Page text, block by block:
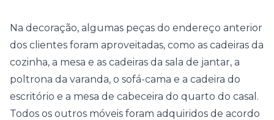
Na decoração, algumas peças do endereço anterior
dos clientes foram aproveitadas, como as cadeiras da
cozinha, a mesa e as cadeiras da sala de jantar, a
poltrona da varanda, o sofá-cama e a cadeira do
escritório e a mesa de cabeceira do quarto do casal.
Todos os outros móveis foram adquiridos de acordo